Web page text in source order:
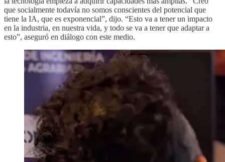
que socialmente todavía no somos conscientes del potencial que
tiene la IA, que es exponencial”, dijo. “Esto va a tener un impacto
en la industria, en nuestra vida, y todo se va a tener que adaptar a
esto”, aseguró en diálogo con este medio.